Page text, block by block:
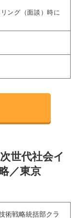
ング（面談）時に
世代社会イ
／東京
術戦略統括部クラ